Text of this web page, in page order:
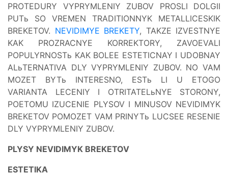
PROTEDURY VYPRYMLENIY ZUBOV PROSLI DOLGII
PUTь SO VREMEN TRADITIONNYK METALLICESKIK
BREKETOV. NEVIDIMYE BREKETY, TAKZE IZVESTNYE
KAK PROZRACNYE KORREKTORY, ZAVOEVALI
POPULYRNOSTь KAK BOLEE ESTETICNAY I UDOBNAY
ALьTERNATIVA DLY VYPRYMLENIY ZUBOV. NO VAM
MOZET BYTь INTERESNO, ESTь LI U ETOGO
VARIANTA LECENIY I OTRITATELьNYE STORONY,
POETOMU IZUCENIE PLYSOV I MINUSOV NEVIDIMYK
BREKETOV POMOZET VAM PRINYTь LUCSEE RESENIE
DLY VYPRYMLENIY ZUBOV.
PLYSY NEVIDIMYK BREKETOV
ESTETIKA